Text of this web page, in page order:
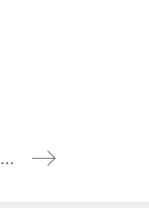
Query Tracking System: une étude de cas